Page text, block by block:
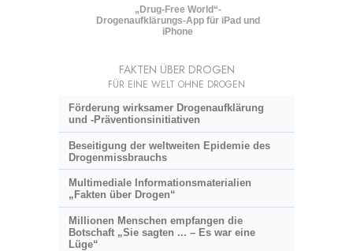
„Drug-Free World“-
Drogenaufklärungs-App für iPad und
iPhone
FAKTEN ÜBER DROGEN
FÜR EINE WELT OHNE DROGEN
Förderung wirksamer Drogenaufklärung
und -Präventionsinitiativen
Beseitigung der weltweiten Epidemie des
Drogenmissbrauchs
Multimediale Informationsmaterialien
„Fakten über Drogen“
Millionen Menschen empfangen die
Botschaft „Sie sagten ... – Es war eine
Lüge“